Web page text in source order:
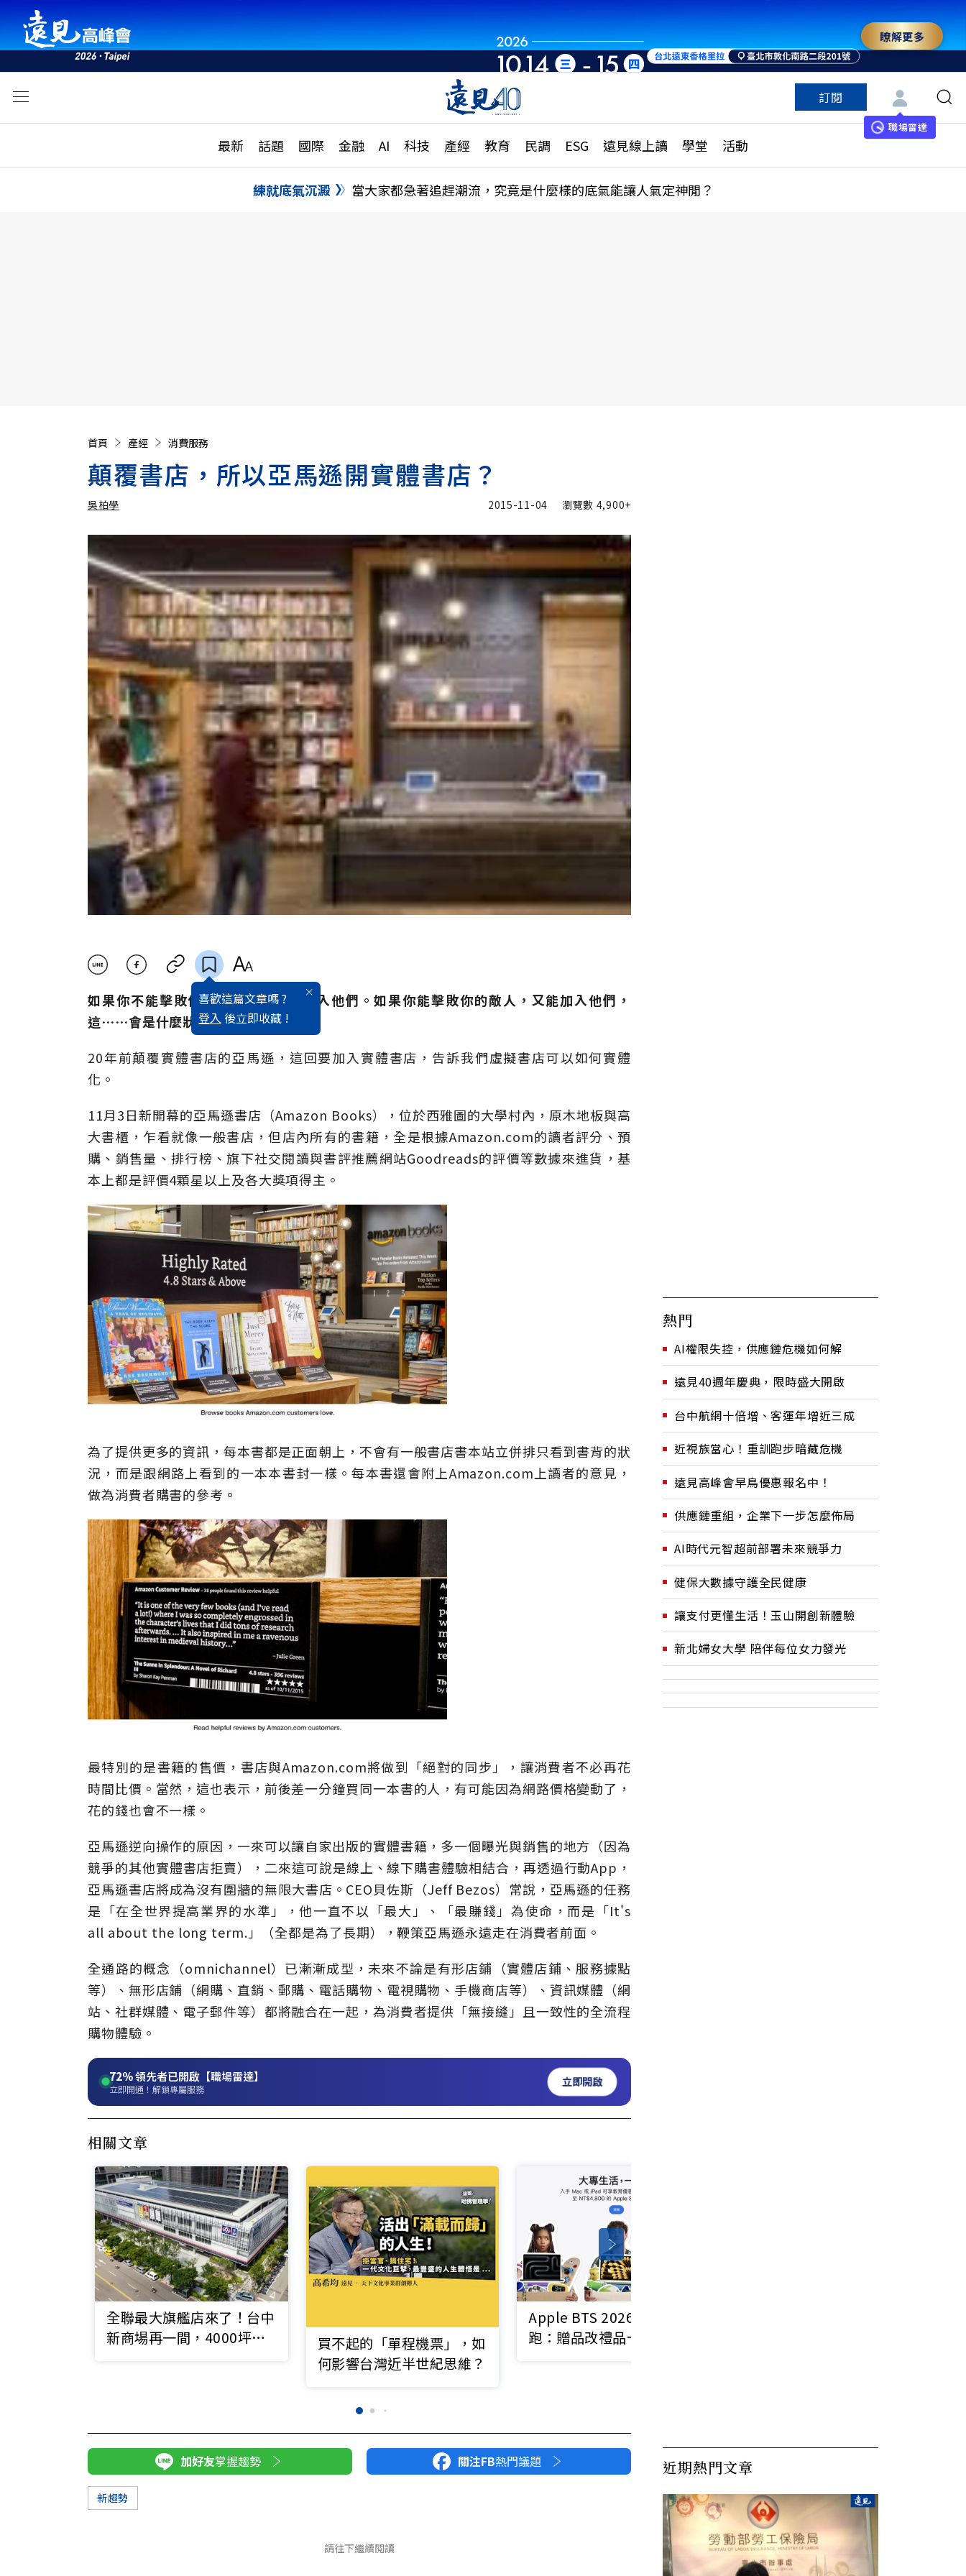
瞭解更多
訂閱
職場雷達
最新 話題 國際 金融 AI 科技 產經 教育 民調 ESG 遠見線上讀 學堂 活動
活動
話題
國際
特輯
大學升學、職涯攻略
縣市施政調查全解析
民調
更多訂閱方案
特色頻道
練就底氣沉澱 當大家都急著追趕潮流，究竟是什麼樣的底氣能讓人氣定神閒？
首頁 產經 消費服務
顛覆書店，所以亞馬遜開實體書店？
吳柏學 2015-11-04 瀏覽數 4,900+
喜歡這篇文章嗎 ?
登入 後立即收藏 !
如果你不能擊敗你的敵人，那麼就加入他們。如果你能擊敗你的敵人，又能加入他們，
這……會是什麼狀況？
20年前顛覆實體書店的亞馬遜，這回要加入實體書店，告訴我們虛擬書店可以如何實體
化。
11月3日新開幕的亞馬遜書店（Amazon Books），位於西雅圖的大學村內，原木地板與高
大書櫃，乍看就像一般書店，但店內所有的書籍，全是根據Amazon.com的讀者評分、預
購、銷售量、排行榜、旗下社交閱讀與書評推薦網站Goodreads的評價等數據來進貨，基
本上都是評價4顆星以上及各大獎項得主。
為了提供更多的資訊，每本書都是正面朝上，不會有一般書店書本站立併排只看到書背的狀
況，而是跟網路上看到的一本本書封一樣。每本書還會附上Amazon.com上讀者的意見，
做為消費者購書的參考。
最特別的是書籍的售價，書店與Amazon.com將做到「絕對的同步」，讓消費者不必再花
時間比價。當然，這也表示，前後差一分鐘買同一本書的人，有可能因為網路價格變動了，
花的錢也會不一樣。
亞馬遜逆向操作的原因，一來可以讓自家出版的實體書籍，多一個曝光與銷售的地方（因為
競爭的其他實體書店拒賣），二來這可說是線上、線下購書體驗相結合，再透過行動App，
亞馬遜書店將成為沒有圍牆的無限大書店。CEO貝佐斯（Jeff Bezos）常說，亞馬遜的任務
是「在全世界提高業界的水準」，他一直不以「最大」、「最賺錢」為使命，而是「It's
all about the long term.」（全都是為了長期），鞭策亞馬遜永遠走在消費者前面。
全通路的概念（omnichannel）已漸漸成型，未來不論是有形店鋪（實體店鋪、服務據點
等）、無形店鋪（網購、直銷、郵購、電話購物、電視購物、手機商店等）、資訊媒體（網
站、社群媒體、電子郵件等）都將融合在一起，為消費者提供「無接縫」且一致性的全流程
購物體驗。
72%領先者已開啟【職場雷達】
立即開通！解鎖專屬服務
立即開啟
相關文章
全聯最大旗艦店來了！台中
新商場再一間，4000坪
買不起的「單程機票」，如
何影響台灣近半世紀思維？
Apple BTS 2026開學季起
跑：贈品改禮品卡「最高
加好友掌握趨勢 關注FB熱門議題
新趨勢
請往下繼續閱讀
熱門
AI權限失控，供應鏈危機如何解
遠見40週年慶典，限時盛大開啟
台中航網十倍增、客運年增近三成
近視族當心！重訓跑步暗藏危機
遠見高峰會早鳥優惠報名中！
供應鏈重組，企業下一步怎麼佈局
AI時代元智超前部署未來競爭力
健保大數據守護全民健康
讓支付更懂生活！玉山開創新體驗
新北婦女大學 陪伴每位女力發光
近期熱門文章